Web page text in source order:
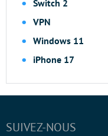
Switch 2
VPN
Windows 11
iPhone 17
SUIVEZ-NOUS